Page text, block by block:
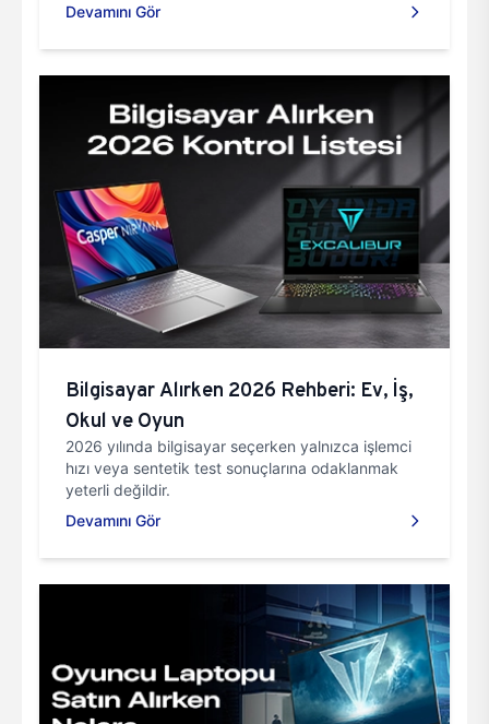
Devamını Gör
Bilgisayar Alırken 2026 Rehberi: Ev, İş,
Okul ve Oyun
2026 yılında bilgisayar seçerken yalnızca işlemci
hızı veya sentetik test sonuçlarına odaklanmak
yeterli değildir.
Devamını Gör